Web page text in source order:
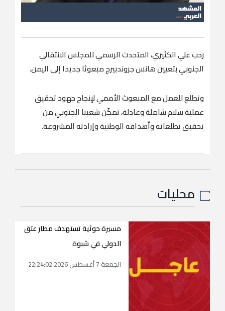
رحب علي الكثيري، المتحدث الرسمي للمجلس الانتقالي
الجنوبي بتعيين هانس جروندبيرج مبعوثا جديدا إلى اليمن.
وتطلع للعمل مع المبعوث الأممي لإنجاح جهود تحقيق
عملية سلام شاملة وعادلة، تمكّن شعبنا الجنوبي من
تحقيق تطلعاته وأهدافه الوطنية وإرادته المشروعة.
محليات
مسيرة حوثية تستهدف مطار عتق
الدولي في شبوة
الجمعة 7 أغسطس 2026 22:24:02